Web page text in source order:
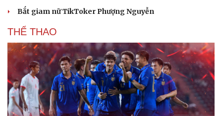
Cải chính
Bắt giam nữ TikToker Phượng Nguyễn
THỂ THAO